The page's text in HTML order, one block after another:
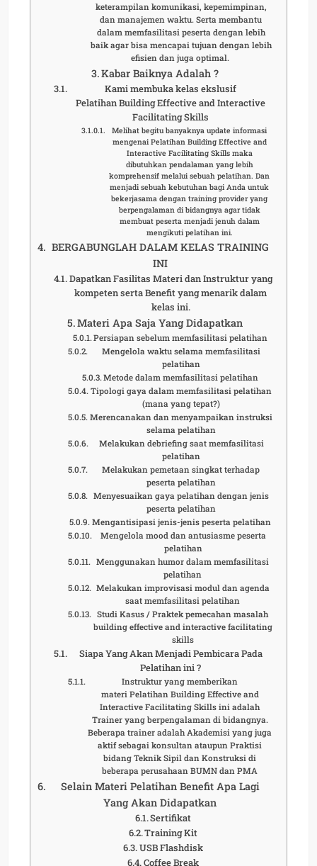
keterampilan komunikasi, kepemimpinan,
dan manajemen waktu. Serta membantu
dalam memfasilitasi peserta dengan lebih
baik agar bisa mencapai tujuan dengan lebih
efisien dan juga optimal.
Kabar Baiknya Adalah ?
Kami membuka kelas ekslusif
Pelatihan Building Effective and Interactive
Facilitating Skills
Melihat begitu banyaknya update informasi
mengenai Pelatihan Building Effective and
Interactive Facilitating Skills maka
dibutuhkan pendalaman yang lebih
komprehensif melalui sebuah pelatihan. Dan
menjadi sebuah kebutuhan bagi Anda untuk
bekerjasama dengan training provider yang
berpengalaman di bidangnya agar tidak
membuat peserta menjadi jenuh dalam
mengikuti pelatihan ini.
BERGABUNGLAH DALAM KELAS TRAINING
INI
Dapatkan Fasilitas Materi dan Instruktur yang
kompeten serta Benefit yang menarik dalam
kelas ini.
Materi Apa Saja Yang Didapatkan
Persiapan sebelum memfasilitasi pelatihan
Mengelola waktu selama memfasilitasi
pelatihan
Metode dalam memfasilitasi pelatihan
Tipologi gaya dalam memfasilitasi pelatihan
(mana yang tepat?)
Merencanakan dan menyampaikan instruksi
selama pelatihan
Melakukan debriefing saat memfasilitasi
pelatihan
Melakukan pemetaan singkat terhadap
peserta pelatihan
Menyesuaikan gaya pelatihan dengan jenis
peserta pelatihan
Mengantisipasi jenis-jenis peserta pelatihan
Mengelola mood dan antusiasme peserta
pelatihan
Menggunakan humor dalam memfasilitasi
pelatihan
Melakukan improvisasi modul dan agenda
saat memfasilitasi pelatihan
Studi Kasus / Praktek pemecahan masalah
building effective and interactive facilitating
skills
Siapa Yang Akan Menjadi Pembicara Pada
Pelatihan ini ?
Instruktur yang memberikan
materi Pelatihan Building Effective and
Interactive Facilitating Skills ini adalah
Trainer yang berpengalaman di bidangnya.
Beberapa trainer adalah Akademisi yang juga
aktif sebagai konsultan ataupun Praktisi
bidang Teknik Sipil dan Konstruksi di
beberapa perusahaan BUMN dan PMA
Selain Materi Pelatihan Benefit Apa Lagi
Yang Akan Didapatkan
Sertifikat
Training Kit
USB Flashdisk
Coffee Break